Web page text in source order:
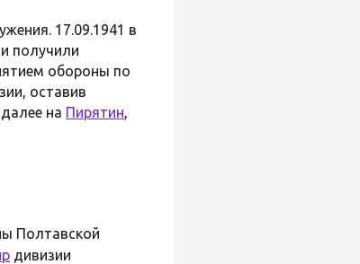
17.09.1941 в
получили
обороны по
оставив
на Пирятин,
Полтавской
дивизии